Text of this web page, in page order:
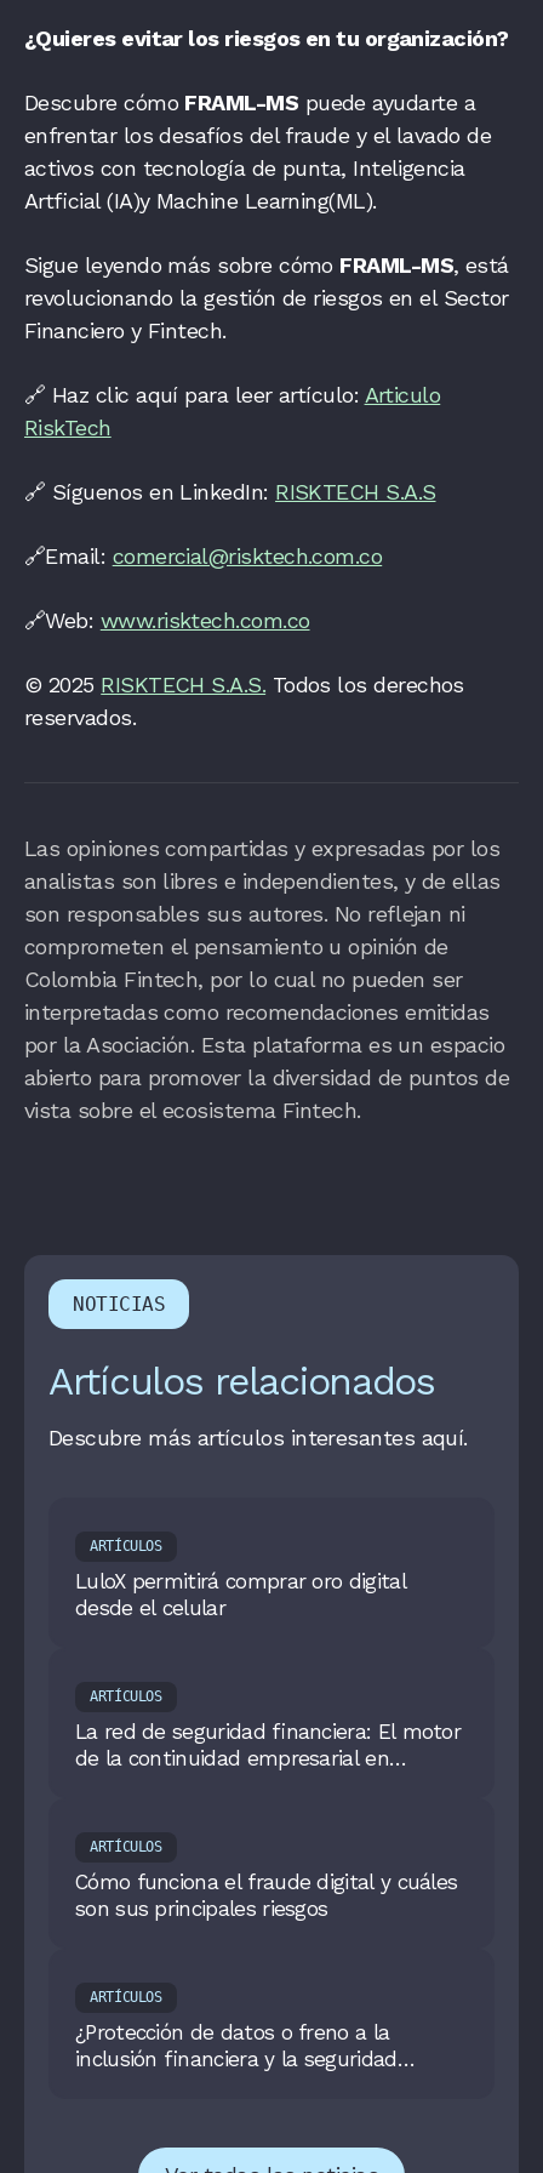
¿Quieres evitar los riesgos en tu organización?
Descubre cómo FRAML-MS puede ayudarte a
enfrentar los desafíos del fraude y el lavado de
activos con tecnología de punta, Inteligencia
Artficial (IA)y Machine Learning(ML).
Sigue leyendo más sobre cómo FRAML-MS, está
revolucionando la gestión de riesgos en el Sector
Financiero y Fintech.
🔗 Haz clic aquí para leer artículo: Articulo
RiskTech
🔗 Síguenos en LinkedIn: RISKTECH S.A.S
🔗Email: comercial@risktech.com.co
🔗Web: www.risktech.com.co
© 2025 RISKTECH S.A.S. Todos los derechos
reservados.
Las opiniones compartidas y expresadas por los
analistas son libres e independientes, y de ellas
son responsables sus autores. No reflejan ni
comprometen el pensamiento u opinión de
Colombia Fintech, por lo cual no pueden ser
interpretadas como recomendaciones emitidas
por la Asociación. Esta plataforma es un espacio
abierto para promover la diversidad de puntos de
vista sobre el ecosistema Fintech.
NOTICIAS
Artículos relacionados
Descubre más artículos interesantes aquí.
ARTÍCULOS
LuloX permitirá comprar oro digital
desde el celular
ARTÍCULOS
La red de seguridad financiera: El motor
de la continuidad empresarial en
ARTÍCULOS
Cómo funciona el fraude digital y cuáles
son sus principales riesgos
ARTÍCULOS
¿Protección de datos o freno a la
inclusión financiera y la seguridad